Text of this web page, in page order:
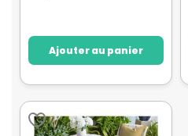
Ajouter au panier